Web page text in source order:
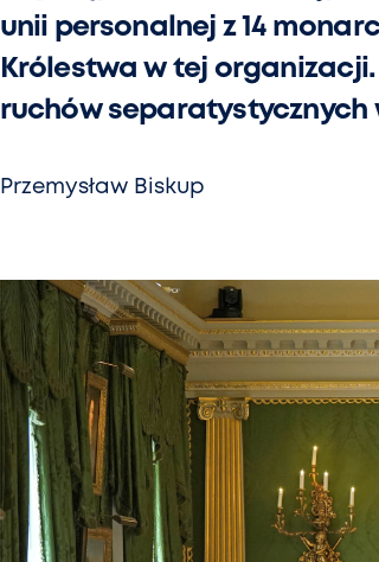
unii personalnej z 14
Królestwa w tej
ruchów separatystycznych
Przemysław Biskup